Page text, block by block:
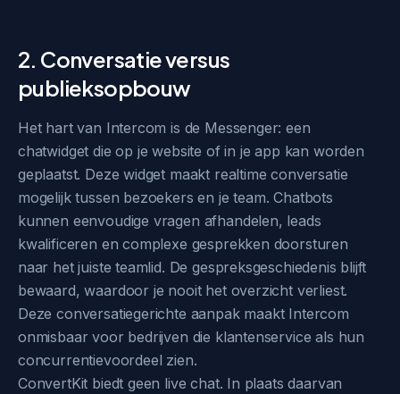
2. Conversatie versus
publieksopbouw
Het hart van Intercom is de Messenger: een
chatwidget die op je website of in je app kan worden
geplaatst. Deze widget maakt realtime conversatie
mogelijk tussen bezoekers en je team. Chatbots
kunnen eenvoudige vragen afhandelen, leads
kwalificeren en complexe gesprekken doorsturen
naar het juiste teamlid. De gespreksgeschiedenis blijft
bewaard, waardoor je nooit het overzicht verliest.
Deze conversatiegerichte aanpak maakt Intercom
onmisbaar voor bedrijven die klantenservice als hun
concurrentievoordeel zien.
ConvertKit biedt geen live chat. In plaats daarvan